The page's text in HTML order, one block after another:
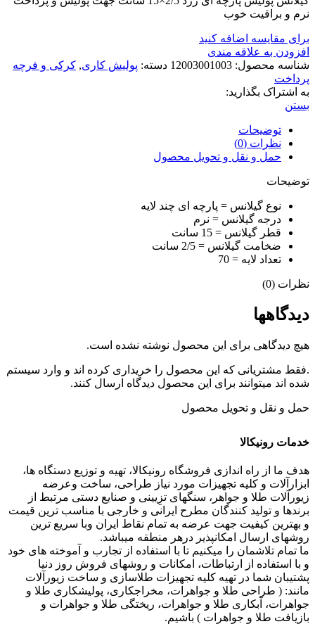
نرم و براقیت خوب
برای مقایسه اضافه کنید
افزودن به علاقه مندی
شناسه محصول: 12003001003 دسته: پولیش کاری, کرکی و فرچه
پرداخت
به اشتراک بگذارید:
بستن
توضیحات
نظرات (0)
حمل و نقل و تحویل محصول
توضیحات
نوع گیلانس = پارچه ای چند لایه
درجه گیلانس = نرم
قطر گیلانس = 15 سانت
ضخامت گیلانس = 2/5 سانت
تعداد لایه = 70
نظرات (0)
دیدگاهها
هیچ دیدگاهی برای این محصول نوشته نشده است.
.فقط مشتریانی که این محصول را خریداری کرده اند و وارد سیستم
شده اند میتوانند برای این محصول دیدگاه ارسال کنند.
حمل و نقل و تحویل محصول
خدمات رونیکالا
هدف ما از راه اندازی فروشگاه رونیکالا، تهیه و توزیع دستگاه ها،
ابزارآلات و کلیه تجهیزات مورد نیاز طراحی، ساخت وعرضه
زیورآلات طلا و جواهر، سنگهای تزِیینی و صنایع دستی مرتبط از
برندها و تولید کنندگان مطرح ایرانی و خارجی با مناسب ترین قیمت
و بهترین کیفیت جهت عرضه به تمام نقاط ایران وبا سریع ترین
روشهای ارسال امکانپذیر درهر منطقه میباشد.
ما تمام تلاشمان را میکنیم تا با استفاده از تجارب و آموخته های خود
و با استفاده از ارتباطات، امکانات و روشهای فروش روز دنیا
پشتیبان شما در تهیه کلیه تجهیزات طلاسازی و ساخت زیورآلات
مانند: ( طراحی طلا و جواهرات، مخراجکاری، پولیشکاری طلا و
جواهرات، آبکاری طلا و جواهرات، ریختگی طلا و جواهرات و
بازیافت طلا و جواهرات ) باشیم.